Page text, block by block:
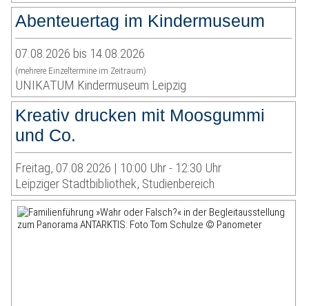
Abenteuertag im Kindermuseum
07.08.2026 bis 14.08.2026
(mehrere Einzeltermine im Zeitraum)
UNIKATUM Kindermuseum Leipzig
Kreativ drucken mit Moosgummi
und Co.
Freitag, 07.08.2026 | 10:00 Uhr - 12:30 Uhr
Leipziger Stadtbibliothek, Studienbereich